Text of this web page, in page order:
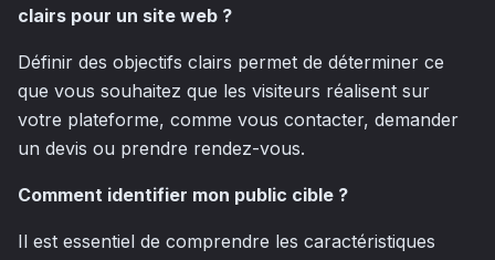
clairs pour un site web ?
Définir des objectifs clairs permet de déterminer ce
que vous souhaitez que les visiteurs réalisent sur
votre plateforme, comme vous contacter, demander
un devis ou prendre rendez-vous.
Comment identifier mon public cible ?
Il est essentiel de comprendre les caractéristiques